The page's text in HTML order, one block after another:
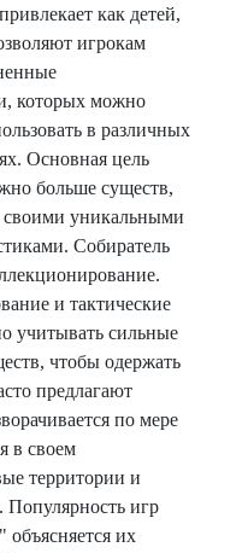
как детей,
игрокам
которых можно
в различных
Основная цель
больше существ,
своими уникальными
Собиратель
и тактические
учитывать сильные
чтобы одержать
предлагают
по мере
в своем
территории и
Популярность игр
их